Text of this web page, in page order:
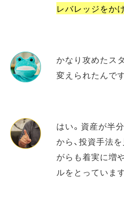
レバレッジをか
かなり攻めたス
変えられたんで
はい。資産が半
から、投資手法
がらも着実に増
ルをとっています